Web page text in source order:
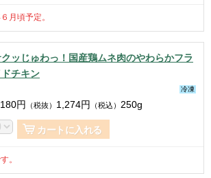
月頃予定。
ッじゅわっ！国産鶏ムネ肉のやわらかフラ
ドチキン
冷凍
円 （税抜） 1,274円 （税込） 250g
カートに入れる
。